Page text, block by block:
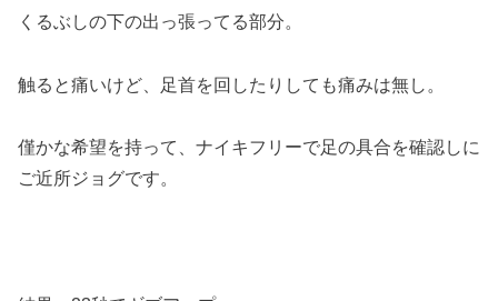
くるぶしの下の出っ張ってる部分。
触ると痛いけど、足首を回したりしても痛みは無し。
僅かな希望を持って、ナイキフリーで足の具合を確認しに
ご近所ジョグです。